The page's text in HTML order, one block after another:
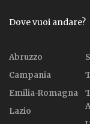
Dove vuoi andare?
Abruzzo
Campania
Emilia-Romagna
Lazio